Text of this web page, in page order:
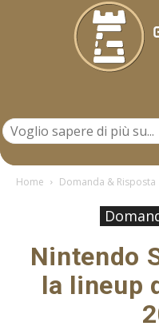
Home Domanda & Risposta
Nintendo
la lineup